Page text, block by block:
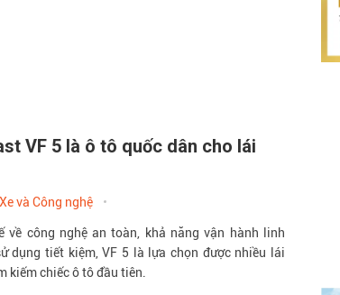
Theo sohuutritue.net.vn
VF 5 là ô tô quốc dân cho lái
Xe và Công nghệ
về công nghệ an toàn, khả năng vận hành linh
dụng tiết kiệm, VF 5 là lựa chọn được nhiều lái
kiếm chiếc ô tô đầu tiên.